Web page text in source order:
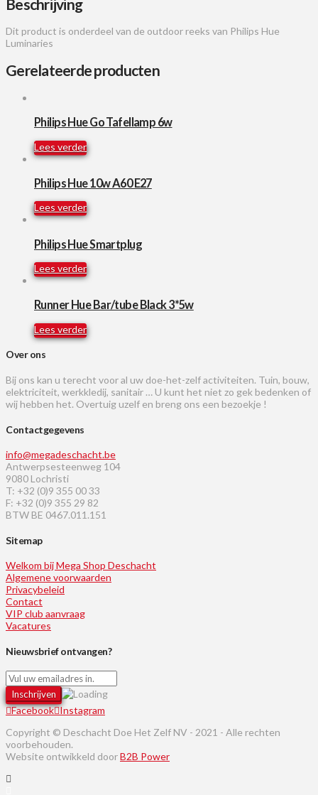
Beschrijving
Dit product is onderdeel van de outdoor reeks van Philips Hue
Luminaries
Gerelateerde producten
Philips Hue Go Tafellamp 6w
Lees verder
Philips Hue 10w A60 E27
Lees verder
Philips Hue Smartplug
Lees verder
Runner Hue Bar/tube Black 3*5w
Lees verder
Over ons
Bij ons kan u terecht voor al uw doe-het-zelf activiteiten. Tuin, bouw,
elektriciteit, werkkledij, sanitair … U kunt het niet zo gek bedenken of
wij hebben het. Overtuig uzelf en breng ons een bezoekje !
Contactgegevens
info@megadeschacht.be
Antwerpsesteenweg 104
9080 Lochristi
T: +32 (0)9 355 00 33
F: +32 (0)9 355 29 82
BTW BE 0467.011.151
Sitemap
Welkom bij Mega Shop Deschacht
Algemene voorwaarden
Privacybeleid
Contact
VIP club aanvraag
Vacatures
Nieuwsbrief ontvangen?
Facebook Instagram
Copyright © Deschacht Doe Het Zelf NV - 2021 - Alle rechten
voorbehouden.
Website ontwikkeld doorB2B Power